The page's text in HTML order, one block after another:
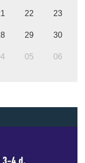
22 23
29 30
05 06